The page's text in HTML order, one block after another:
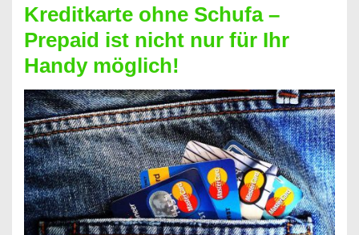
Neueröffnung
trotz
Schufaeintrag
möglich
Kreditkarte ohne Schufa –
Prepaid ist nicht nur für Ihr
Handy möglich!